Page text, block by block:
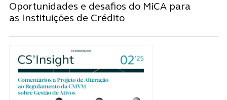
Oportunidades e desafios do MiCA para
as Instituições de Crédito